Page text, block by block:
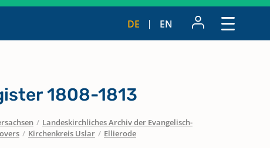
DE EN
1808-1813
/ Landeskirchliches Archiv der Evangelisch-
/ Kirchenkreis Uslar / Ellierode